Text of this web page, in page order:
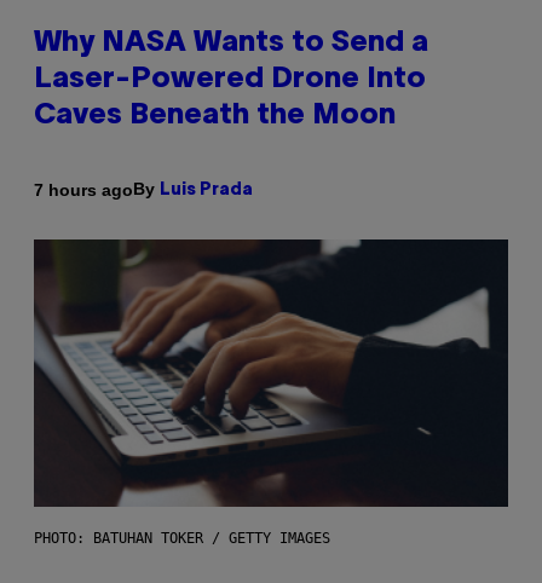
Why NASA Wants to Send a
Laser-Powered Drone Into
Caves Beneath the Moon
7 hours agoBy Luis Prada
PHOTO: BATUHAN TOKER / GETTY IMAGES